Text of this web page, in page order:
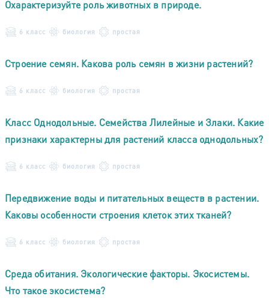
Охарактеризуйте роль животных в природе.
6 класс биология простая
Строение семян. Какова роль семян в жизни растений?
6 класс биология простая
Класс Однодольные. Семейства Лилейные и Злаки. Какие
признаки характерны для растений класса однодольных?
6 класс биология простая
Передвижение воды и питательных веществ в растении.
Каковы особенности строения клеток этих тканей?
6 класс биология простая
Среда обитания. Экологические факторы. Экосистемы.
Что такое экосистема?